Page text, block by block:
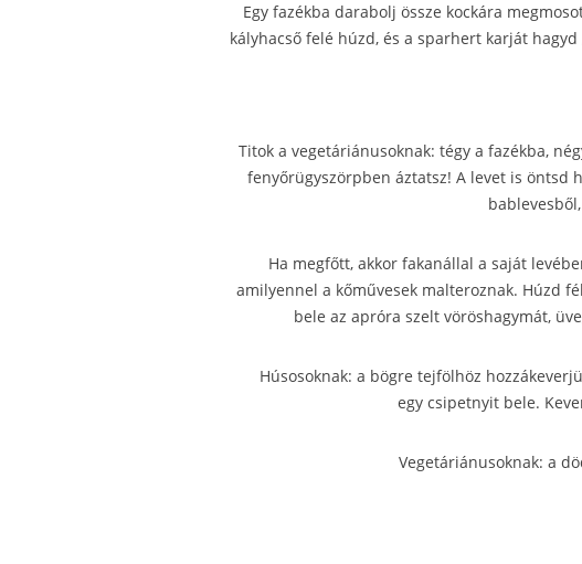
Egy fazékba darabolj össze kockára
kályhacső felé húzd, és a sparhert karját
Titok a vegetáriánusoknak: tégy a fazékba,
fenyőrügyszörpben áztatsz! A levet is öntsd
Ha megfőtt, akkor fakanállal a saját
amilyennel a kőművesek malteroznak. Húzd
bele az apróra szelt vöröshagymát,
Húsosoknak: a bögre tejfölhöz
egy csipetnyit bele.
Vegetáriánusoknak: a